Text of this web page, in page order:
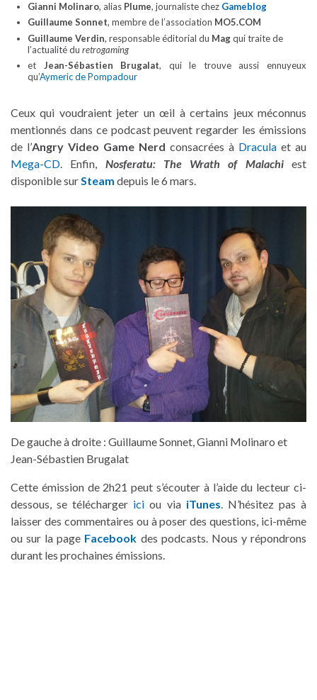
Gianni Molinaro, alias Plume, journaliste chez Gameblog
Guillaume Sonnet, membre de l’association MO5.COM
Guillaume Verdin, responsable éditorial du Magqui traite de
l’actualité du retrogaming
et Jean-Sébastien Brugalat, qui le trouve aussi ennuyeux
qu’Aymeric de Pompadour
Ceux qui voudraient jeter un œil à certains jeux méconnus
mentionnés dans ce podcast peuvent regarder les émissions
de l’Angry Video Game Nerd consacrées à Dracula et au
Mega-CD. Enfin, Nosferatu: The Wrath of Malachiest
disponible surSteam depuis le 6 mars.
De gauche à droite : Guillaume Sonnet, Gianni Molinaro et
Jean-Sébastien Brugalat
Cette émission de 2h21 peut s’écouter à l’aide du lecteur ci-
dessous, se télécharger ici ou via iTunes . N’hésitez pas à
laisser des commentaires ou à poser des questions, ici-même
ou sur la page Facebook des podcasts. Nous y répondrons
durant les prochaines émissions.